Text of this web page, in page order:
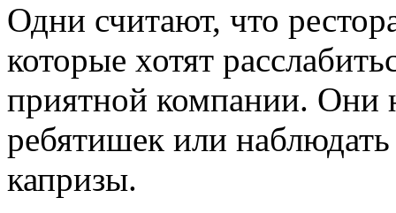
Одни считают, что
которые хотят
приятной компании. Они
ребятишек или
капризы.